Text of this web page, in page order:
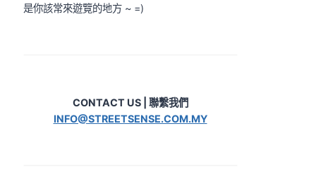
是你該常來遊覽的地方 ~ =)
CONTACT US | 聯繫我們
INFO@STREETSENSE.COM.MY